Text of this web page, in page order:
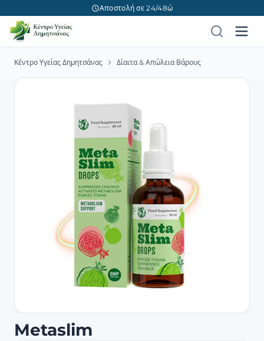
Αποστολή σε 24/48ώ
Κέντρο Υγείας Δημητσάνας Δίαιτα & Απώλεια Βάρους
Metaslim